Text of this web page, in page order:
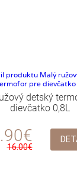
detský
dievčatko 0,8L
16.00€